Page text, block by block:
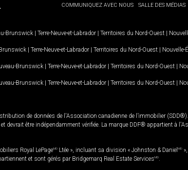
COMMUNIQUEZ AVEC NOUS SALLE DES MÉDIAS
Brunswick | Terre-Neuve-et-Labrador | Territoires du Nord-Ouest |
| Terre-Neuve-et-Labrador | Territoires du Nord-Ouest | Nouvelle-
Brunswick | Terre-Neuve-et-Labrador | Territoires du Nord-Ouest |
Brunswick | Terre-Neuve-et-Labrador | Territoires du Nord-Ouest |
de données de l'Association canadienne de l’immobilier
être indépendamment vérifiée. La marque DDF® appartient à
Royal LePageMD Ltée », incluant sa division « Johnston & Daniel MD
et sont gérés par Bridgemarq Real Estate ServicesMD